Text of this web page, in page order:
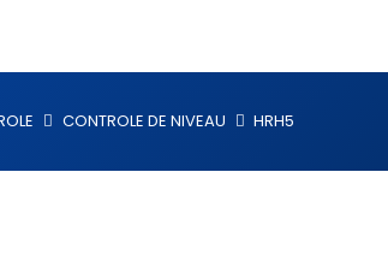
CONTROLE DE NIVEAU HRH5